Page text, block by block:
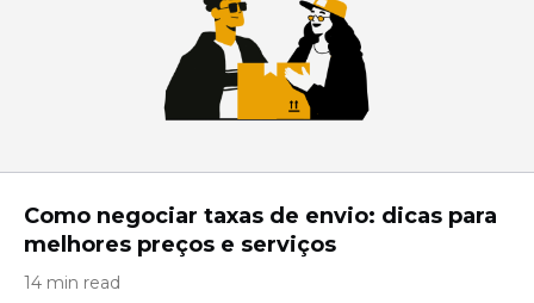
Como negociar taxas de envio: dicas para
melhores preços e serviços
14 min read